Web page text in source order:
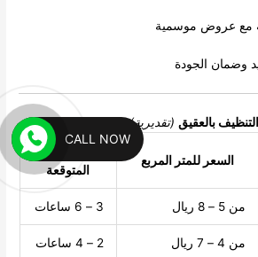
مع عروض موسمية
وضمان الجودة
بالعقيق (تقديرية)
السعر للمتر المربع
المدة
المتوقعة
من 5 – 8 ريال 3 – 6 ساعات
من 4 – 7 ريال 2 – 4 ساعات
CALL NOW